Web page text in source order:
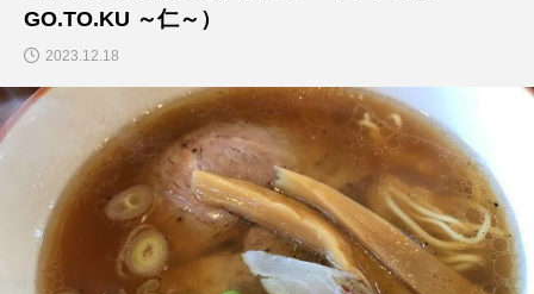
GO.TO.KU ～仁～）
2023.12.18